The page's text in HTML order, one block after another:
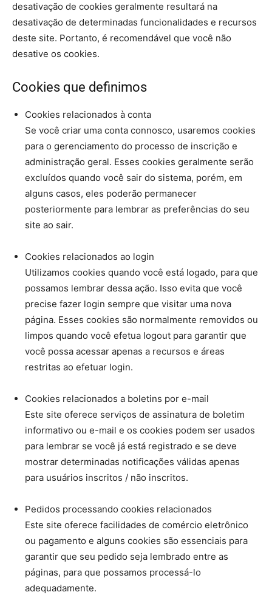
desativação de cookies geralmente resultará na
desativação de determinadas funcionalidades e recursos
deste site. Portanto, é recomendável que você não
desative os cookies.
Cookies que definimos
Cookies relacionados à conta
Se você criar uma conta connosco, usaremos cookies
para o gerenciamento do processo de inscrição e
administração geral. Esses cookies geralmente serão
excluídos quando você sair do sistema, porém, em
alguns casos, eles poderão permanecer
posteriormente para lembrar as preferências do seu
site ao sair.
Cookies relacionados ao login
Utilizamos cookies quando você está logado, para que
possamos lembrar dessa ação. Isso evita que você
precise fazer login sempre que visitar uma nova
página. Esses cookies são normalmente removidos ou
limpos quando você efetua logout para garantir que
você possa acessar apenas a recursos e áreas
restritas ao efetuar login.
Cookies relacionados a boletins por e-mail
Este site oferece serviços de assinatura de boletim
informativo ou e-mail e os cookies podem ser usados ​​
para lembrar se você já está registrado e se deve
mostrar determinadas notificações válidas apenas
para usuários inscritos / não inscritos.
Pedidos processando cookies relacionados
Este site oferece facilidades de comércio eletrônico
ou pagamento e alguns cookies são essenciais para
garantir que seu pedido seja lembrado entre as
páginas, para que possamos processá-lo
adequadamente.